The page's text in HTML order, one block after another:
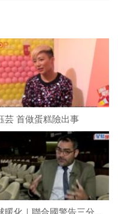
芸 首做蛋糕險出事
全球暖化｜聯合國警告三分一世遺冰川恐在2050年消失 呼籲各國採取行動拯救